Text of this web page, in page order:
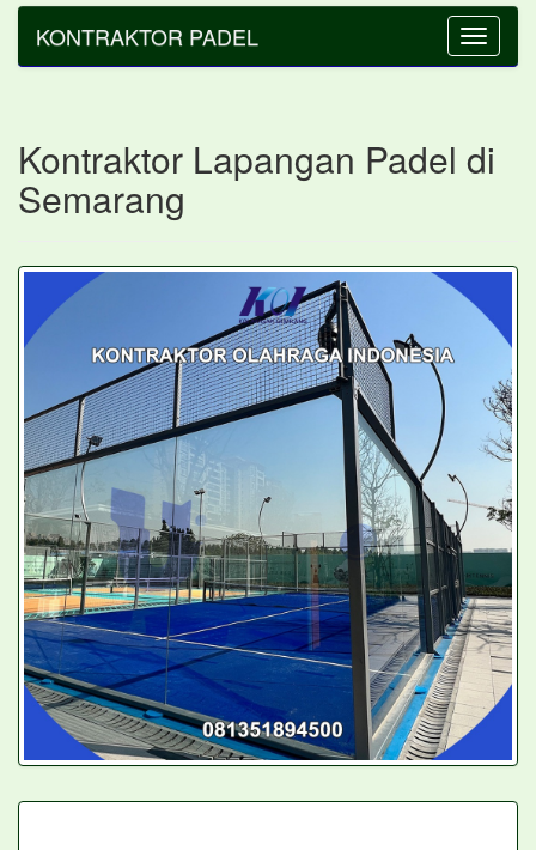
Toggle
KONTRAKTOR PADEL
Kontraktor Lapangan Padel di
Semarang